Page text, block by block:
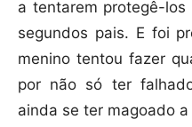
a tentarem protegê-
segundos pais. E foi
menino tentou fazer
por não só ter
ainda se ter magoado a